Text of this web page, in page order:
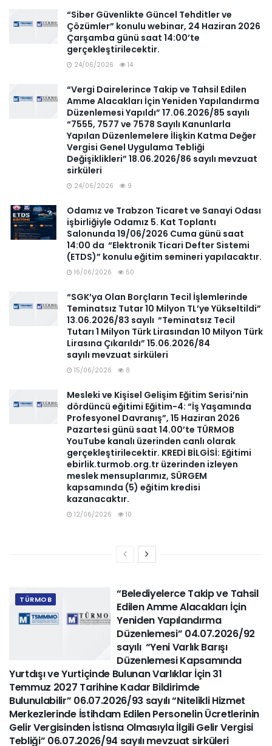
“Siber Güvenlikte Güncel Tehditler ve
Çözümler” konulu webinar, 24 Haziran 2026
Çarşamba günü saat 14:00’te
gerçekleştirilecektir.
24/06/2026 14
“Vergi Dairelerince Takip ve Tahsil Edilen
Amme Alacakları İçin Yeniden Yapılandırma
Düzenlemesi Yapıldı” 17.06.2026/85 sayılı
“7555, 7577 ve 7578 Sayılı Kanunlarla
Yapılan Düzenlemelere İlişkin Katma Değer
Vergisi Genel Uygulama Tebliği
Değişiklikleri” 18.06.2026/86 sayılı mevzuat
sirküleri
24/06/2026 9
Odamız ve Trabzon Ticaret ve Sanayi Odası
işbirliğiyle Odamız 5. Kat Toplantı
Salonunda 19/06/2026 Cuma günü saat
14:00 da “Elektronik Ticari Defter Sistemi
(ETDS)” konulu eğitim semineri yapılacaktır.
16/06/2026 50
“SGK’ya Olan Borçların Tecil İşlemlerinde
Teminatsız Tutar 10 Milyon TL’ye Yükseltildi”
13.06.2026/83 sayılı “Teminatsız Tecil
Tutarı 1 Milyon Türk Lirasından 10 Milyon Türk
Lirasına Çıkarıldı” 15.06.2026/84
sayılı mevzuat sirküleri
15/06/2026 8
Mesleki ve Kişisel Gelişim Eğitim Serisi’nin
dördüncü eğitimi Eğitim-4: “İş Yaşamında
Profesyonel Davranış”, 15 Haziran 2026
Pazartesi günü saat 14.00’te TÜRMOB
YouTube kanalı üzerinden canlı olarak
gerçekleştirilecektir. KREDİ BİLGİSİ: Eğitimi
ebirlik.turmob.org.tr üzerinden izleyen
meslek mensuplarımız, SÜRGEM
kapsamında (5) eğitim kredisi
kazanacaktır.
12/06/2026 10
TÜRMOB
“Belediyelerce Takip ve Tahsil
Edilen Amme Alacakları İçin
Yeniden Yapılandırma
Düzenlemesi” 04.07.2026/92
sayılı “Yeni Varlık Barışı
Düzenlemesi Kapsamında
Yurtdışı ve Yurtiçinde Bulunan Varlıklar İçin 31
Temmuz 2027 Tarihine Kadar Bildirimde
Bulunulabilir” 06.07.2026/93 sayılı “Nitelikli Hizmet
Merkezlerinde İstihdam Edilen Personelin Ücretlerinin
Gelir Vergisinden İstisna Olmasıyla İlgili Gelir Vergisi
Tebliği” 06.07.2026/94 sayılı mevzuat sirküleri